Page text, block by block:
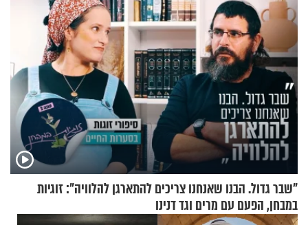
"שבר גדול. הבנו שאנחנו צריכים להתארגן להלוויה": זוגיות
במבחן, הפעם עם מרים וגד דנינו